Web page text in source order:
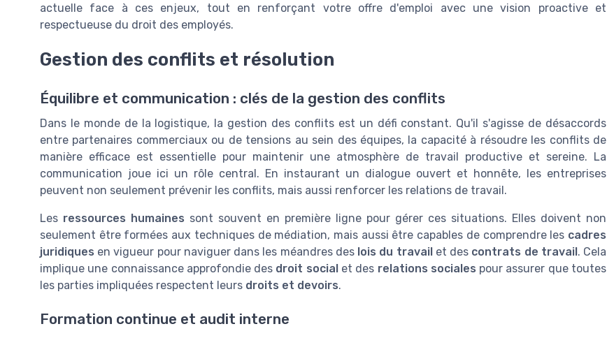
actuelle face à ces enjeux, tout en renforçant votre offre d'emploi avec une vision proactive et
respectueuse du droit des employés.
Gestion des conflits et résolution
Équilibre et communication : clés de la gestion des conflits
Dans le monde de la logistique, la gestion des conflits est un défi constant. Qu'il s'agisse de désaccords
entre partenaires commerciaux ou de tensions au sein des équipes, la capacité à résoudre les conflits de
manière efficace est essentielle pour maintenir une atmosphère de travail productive et sereine. La
communication joue ici un rôle central. En instaurant un dialogue ouvert et honnête, les entreprises
peuvent non seulement prévenir les conflits, mais aussi renforcer les relations de travail.
Les ressources humaines sont souvent en première ligne pour gérer ces situations. Elles doivent non
seulement être formées aux techniques de médiation, mais aussi être capables de comprendre les cadres
juridiques en vigueur pour naviguer dans les méandres des lois du travailet des contrats de travail. Cela
implique une connaissance approfondie des droit socialet des relations sociales pour assurer que toutes
les parties impliquées respectent leurs droits et devoirs.
Formation continue et audit interne